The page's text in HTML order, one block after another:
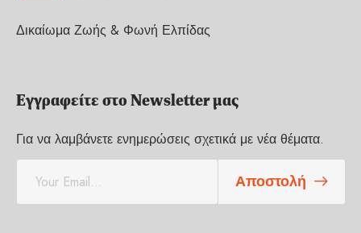
Δικαίωμα Ζωής & Φωνή Ελπίδας
Εγγραφείτε στο Newsletter μας
Για να λαμβάνετε ενημερώσεις σχετικά με νέα θέματα.
a
Αποστολή